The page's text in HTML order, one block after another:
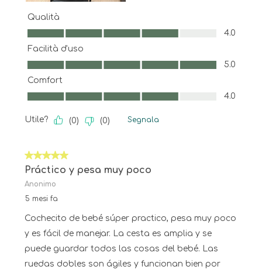
Qualità
Qualità, 4.0 su 5
4.0
Facilità d'uso
Facilità d'uso, 5.0 su 5
5.0
Comfort
Comfort, 4.0 su 5
4.0
Utile? (0) (0) Segnala
5 su 5 stelle.
Práctico y pesa muy poco
Anonimo
5 mesi fa
Cochecito de bebé súper practico, pesa muy poco
y es fácil de manejar. La cesta es amplia y se
puede guardar todos las cosas del bebé. Las
ruedas dobles son ágiles y funcionan bien por